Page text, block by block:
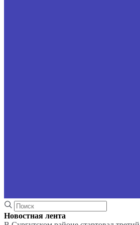
Новостная лента